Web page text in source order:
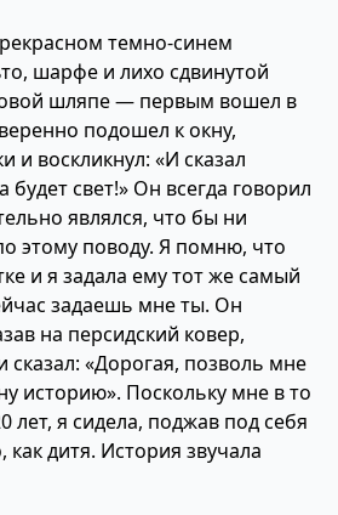
темно-синем
шарфе и лихо сдвинутой
шляпе — первым вошел в
подошел к окну,
и воскликнул: «И сказал
свет!» Он всегда говорил
являлся, что бы ни
этому поводу. Я помню, что
и я задала ему тот же самый
задаешь мне ты. Он
на персидский ковер,
сказал: «Дорогая, позволь мне
историю». Поскольку мне в то
лет, я сидела, поджав под себя
как дитя. История звучала